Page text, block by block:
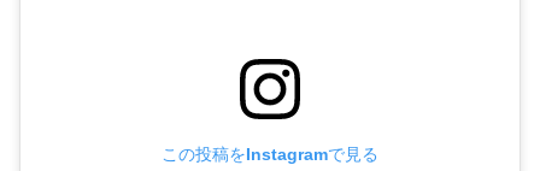
この投稿をInstagramで見る